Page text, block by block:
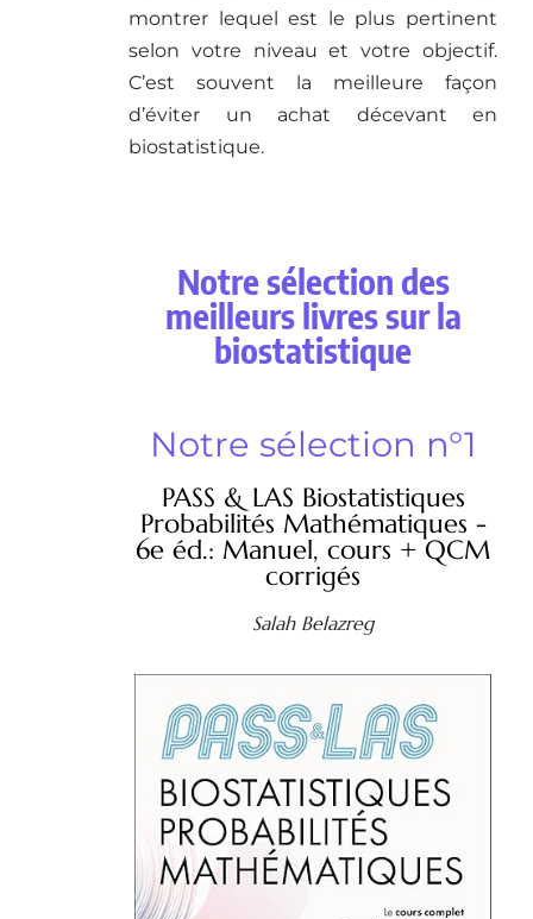
montrer lequel est le plus pertinent
selon votre niveau et votre objectif.
C’est souvent la meilleure façon
d’éviter un achat décevant en
biostatistique.
Notre sélection des
meilleurs livres sur la
biostatistique
Notre sélection n°1
PASS & LAS Biostatistiques
Probabilités Mathématiques -
6e éd.: Manuel, cours + QCM
corrigés
Salah Belazreg